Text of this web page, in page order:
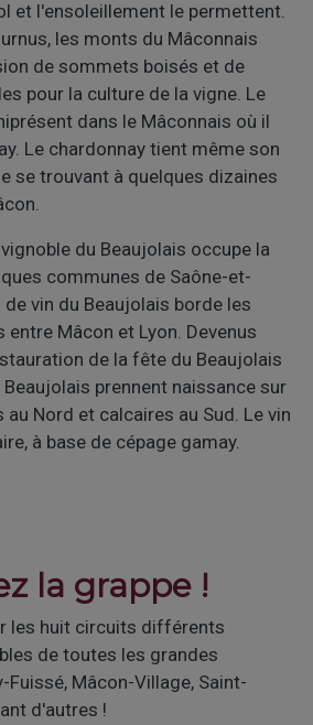
et l'ensoleillement le permettent.
les monts du Mâconnais
de sommets boisés et de
pour la culture de la vigne. Le
dans le Mâconnais où il
Le chardonnay tient même son
se trouvant à quelques dizaines
du Beaujolais occupe la
communes de Saône-et-
vin du Beaujolais borde les
Mâcon et Lyon. Devenus
de la fête du Beaujolais
Beaujolais prennent naissance sur
Nord et calcaires au Sud. Le vin
à base de cépage gamay.
la grappe !
les huit circuits différents
de toutes les grandes
Fuissé, Mâcon-Village, Saint-
d'autres !